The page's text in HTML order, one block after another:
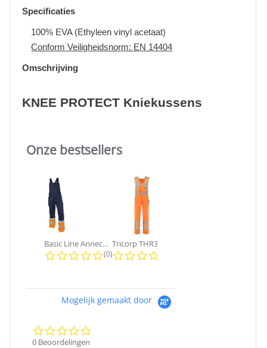
Specificaties
100% EVA (Ethyleen vinyl acetaat)
Conform Veiligheidsnorm: EN 14404
Omschrijving
KNEE PROTECT Kniekussens
Slideshow
Onze bestsellers
Basic Line Annecy | Tuinbroek
0.0 star rating
(0)
Mogelijk gemaakt door
0 Beoordelingen